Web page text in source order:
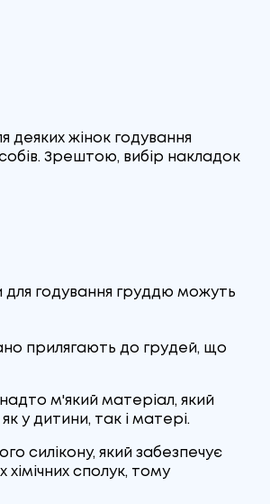
деяких жінок годування
Зрештою, вибір накладок
для годування груддю можуть
прилягають до грудей, що
м'який матеріал, який
у дитини, так і матері.
силікону, який забезпечує
сполук, тому